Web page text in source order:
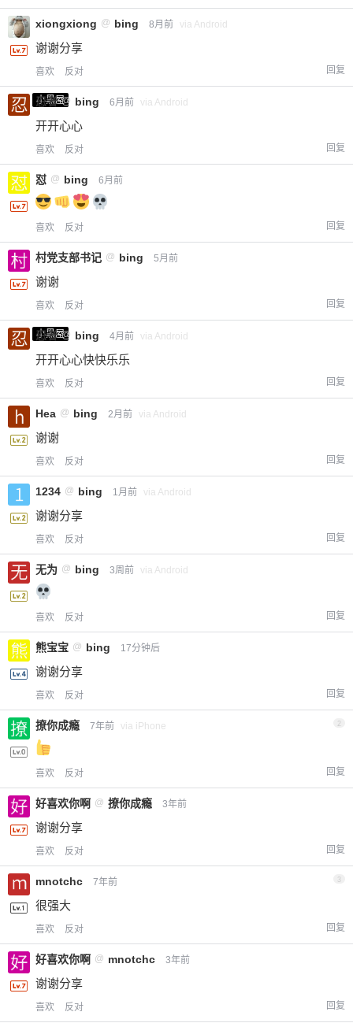
xiongxiong @ bing 8月前 via Android
谢谢分享
喜欢 反对 回复
小黑屋
忍者 @ bing 6月前 via Android
开开心心
喜欢 反对 回复
怼 @ bing 6月前
喜欢 反对 回复
村党支部书记 @ bing 5月前
谢谢
喜欢 反对 回复
小黑屋
忍者 @ bing 4月前 via Android
开开心心快快乐乐
喜欢 反对 回复
Hea @ bing 2月前 via Android
谢谢
喜欢 反对 回复
1234 @ bing 1月前 via Android
谢谢分享
喜欢 反对 回复
无为 @ bing 3周前 via Android
喜欢 反对 回复
熊宝宝 @ bing 17分钟后
谢谢分享
喜欢 反对 回复
撩你成瘾 7年前 via iPhone 2
喜欢 反对 回复
好喜欢你啊 @ 撩你成瘾 3年前
谢谢分享
喜欢 反对 回复
mnotchc 7年前 3
很强大
喜欢 反对 回复
好喜欢你啊 @ mnotchc 3年前
谢谢分享
喜欢 反对 回复